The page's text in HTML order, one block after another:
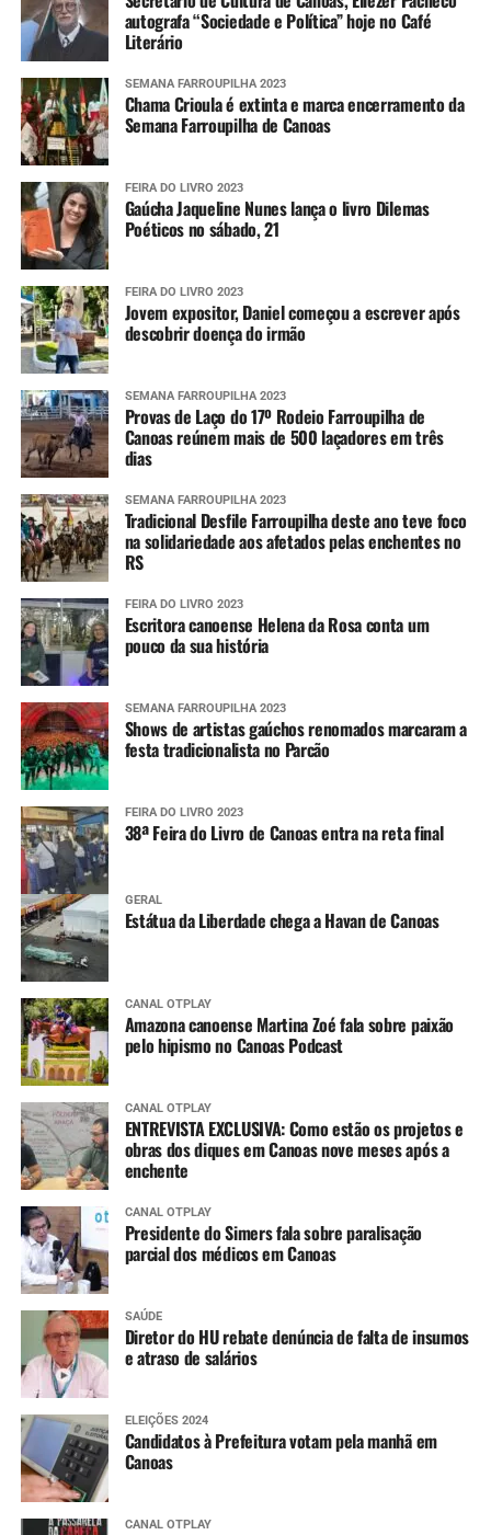
autografa “Sociedade e Política” hoje no Café
Literário
SEMANA FARROUPILHA 2023
Chama Crioula é extinta e marca encerramento da
Semana Farroupilha de Canoas
FEIRA DO LIVRO 2023
Gaúcha Jaqueline Nunes lança o livro Dilemas
Poéticos no sábado, 21
FEIRA DO LIVRO 2023
Jovem expositor, Daniel começou a escrever após
descobrir doença do irmão
SEMANA FARROUPILHA 2023
Provas de Laço do 17º Rodeio Farroupilha de
Canoas reúnem mais de 500 laçadores em três
dias
SEMANA FARROUPILHA 2023
Tradicional Desfile Farroupilha deste ano teve foco
na solidariedade aos afetados pelas enchentes no
RS
FEIRA DO LIVRO 2023
Escritora canoense Helena da Rosa conta um
pouco da sua história
SEMANA FARROUPILHA 2023
Shows de artistas gaúchos renomados marcaram a
festa tradicionalista no Parcão
FEIRA DO LIVRO 2023
38ª Feira do Livro de Canoas entra na reta final
GERAL
Estátua da Liberdade chega a Havan de Canoas
CANAL OTPLAY
Amazona canoense Martina Zoé fala sobre paixão
pelo hipismo no Canoas Podcast
CANAL OTPLAY
ENTREVISTA EXCLUSIVA: Como estão os projetos e
obras dos diques em Canoas nove meses após a
enchente
CANAL OTPLAY
Presidente do Simers fala sobre paralisação
parcial dos médicos em Canoas
SAÚDE
Diretor do HU rebate denúncia de falta de insumos
e atraso de salários
ELEIÇÕES 2024
Candidatos à Prefeitura votam pela manhã em
Canoas
CANAL OTPLAY